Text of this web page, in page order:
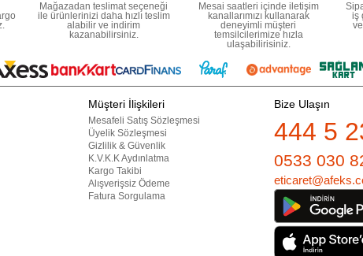
Mağazadan teslimat seçeneği
ile ürünlerinizi daha hızlı teslim
alabilir ve indirim
kazanabilirsiniz.
Mesai saatleri içinde iletişim
kanallarımızı kullanarak
deneyimli müşteri
temsilcilerimize hızla
ulaşabilirisiniz.
iş
Müşteri İlişkileri
Mesafeli Satış Sözleşmesi
Üyelik Sözleşmesi
Gizlilik & Güvenlik
K.V.K.K Aydınlatma
Kargo Takibi
Alışverişsiz Ödeme
Fatura Sorgulama
Bize Ulaşın
444 5
0533 030